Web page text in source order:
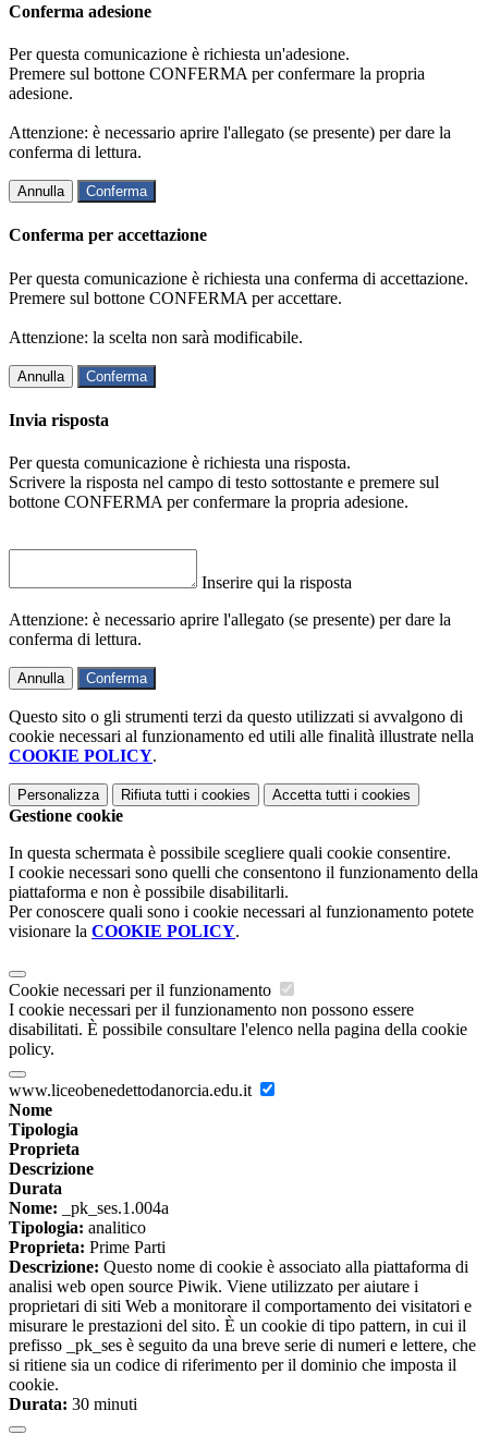
Conferma adesione
Per questa comunicazione è richiesta un'adesione.
Premere sul bottone CONFERMA per confermare la propria
adesione.
Attenzione: è necessario aprire l'allegato (se presente) per dare la
conferma di lettura.
Annulla Conferma
Conferma per accettazione
Per questa comunicazione è richiesta una conferma di accettazione.
Premere sul bottone CONFERMA per accettare.
Attenzione: la scelta non sarà modificabile.
Annulla Conferma
Invia risposta
Per questa comunicazione è richiesta una risposta.
Scrivere la risposta nel campo di testo sottostante e premere sul
bottone CONFERMA per confermare la propria adesione.
Inserire qui la risposta
Attenzione: è necessario aprire l'allegato (se presente) per dare la
conferma di lettura.
Annulla Conferma
Questo sito o gli strumenti terzi da questo utilizzati si avvalgono di
cookie necessari al funzionamento ed utili alle finalità illustrate nella
COOKIE POLICY.
Personalizza Rifiuta tutti i cookies Accetta tutti i cookies
Gestione cookie
In questa schermata è possibile scegliere quali cookie consentire.
I cookie necessari sono quelli che consentono il funzionamento della
piattaforma e non è possibile disabilitarli.
Per conoscere quali sono i cookie necessari al funzionamento potete
visionare la COOKIE POLICY.
Cookie necessari per il funzionamento
I cookie necessari per il funzionamento non possono essere
disabilitati. È possibile consultare l'elenco nella pagina della cookie
policy.
www.liceobenedettodanorcia.edu.it
Nome
Tipologia
Proprieta
Descrizione
Durata
Nome: _pk_ses.1.004a
Tipologia: analitico
Proprieta: Prime Parti
Descrizione: Questo nome di cookie è associato alla piattaforma di
analisi web open source Piwik. Viene utilizzato per aiutare i
proprietari di siti Web a monitorare il comportamento dei visitatori e
misurare le prestazioni del sito. È un cookie di tipo pattern, in cui il
prefisso _pk_ses è seguito da una breve serie di numeri e lettere, che
si ritiene sia un codice di riferimento per il dominio che imposta il
cookie.
Durata: 30 minuti